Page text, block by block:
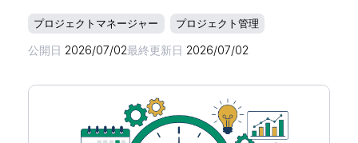
プロジェクトマネージャー プロジェクト管理
公開日 2026/07/02最終更新日 2026/07/02